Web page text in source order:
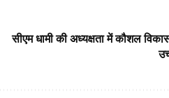
सीएम धामी की अध्यक्षता में कौशल